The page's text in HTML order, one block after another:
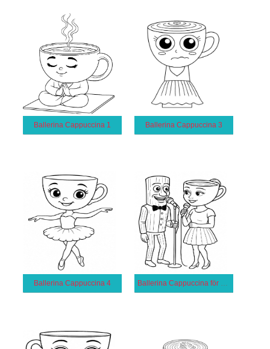
Ballerina Cappuccina 1 Ballerina Cappuccina 3
Ballerina Cappuccina 4 Ballerina Cappuccina för 2-åriga Barn